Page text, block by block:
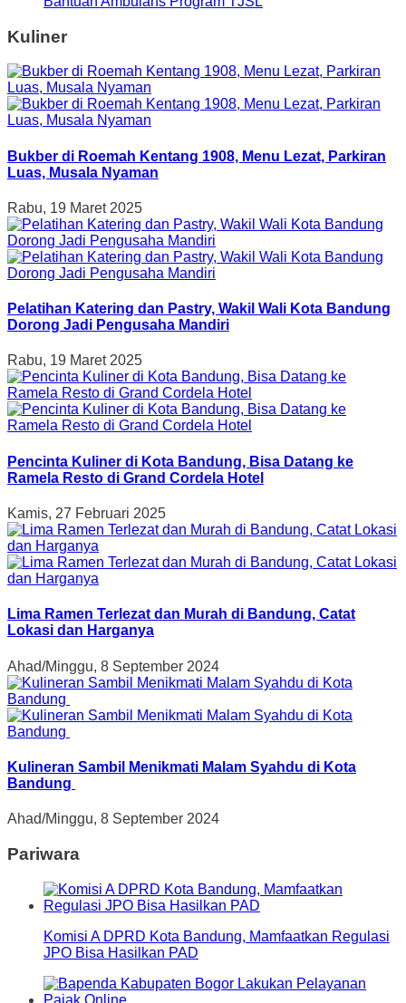
Kuliner
Bukber di Roemah Kentang 1908, Menu Lezat, Parkiran
Luas, Musala Nyaman
Rabu, 19 Maret 2025
Pelatihan Katering dan Pastry, Wakil Wali Kota Bandung
Dorong Jadi Pengusaha Mandiri
Rabu, 19 Maret 2025
Pencinta Kuliner di Kota Bandung, Bisa Datang ke
Ramela Resto di Grand Cordela Hotel
Kamis, 27 Februari 2025
Lima Ramen Terlezat dan Murah di Bandung, Catat
Lokasi dan Harganya
Ahad/Minggu, 8 September 2024
Kulineran Sambil Menikmati Malam Syahdu di Kota
Bandung
Ahad/Minggu, 8 September 2024
Pariwara
Komisi A DPRD Kota Bandung, Mamfaatkan Regulasi
JPO Bisa Hasilkan PAD